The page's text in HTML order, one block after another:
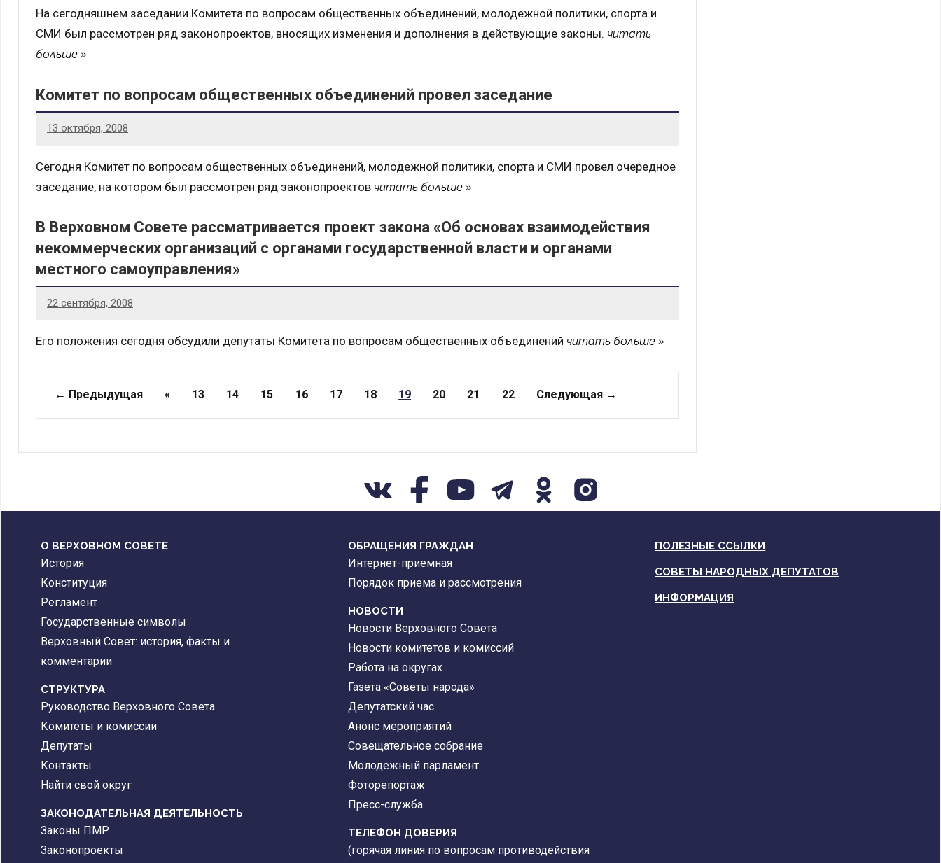
На сегодняшнем заседании Комитета по вопросам общественных объединений, молодежной политики, спорта и
СМИ был рассмотрен ряд законопроектов, вносящих изменения и дополнения в действующие законы. читать
больше
Комитет по вопросам общественных объединений провел заседание
13 октября, 2008
Сегодня Комитет по вопросам общественных объединений, молодежной политики, спорта и СМИ провел очередное
заседание, на котором был рассмотрен ряд законопроектов читать больше
В Верховном Совете рассматривается проект закона «Об основах взаимодействия
некоммерческих организаций с органами государственной власти и органами
местного самоуправления»
22 сентября, 2008
Его положения сегодня обсудили депутаты Комитета по вопросам общественных объединений читать больше
Страницы
← Предыдущая « 13 14 15 16 17 18 19 20 21 22 Следующая →
О ВЕРХОВНОМ СОВЕТЕ
История
Конституция
Регламент
Государственные символы
Верховный Совет: история, факты и
комментарии
CТРУКТУРА
Руководство Верховного Совета
Комитеты и комиссии
Депутаты
Контакты
Найти свой округ
ЗАКОНОДАТЕЛЬНАЯ ДЕЯТЕЛЬНОСТЬ
Законы ПМР
Законопроекты
ОБРАЩЕНИЯ ГРАЖДАН
Интернет-приемная
Порядок приема и рассмотрения
НОВОСТИ
Новости Верховного Совета
Новости комитетов и комиссий
Работа на округах
Газета «Советы народа»
Депутатский час
Анонс мероприятий
Совещательное собрание
Молодежный парламент
Фоторепортаж
Пресс-служба
ТЕЛЕФОН ДОВЕРИЯ
(горячая линия по вопросам противодействия
ПОЛЕЗНЫЕ ССЫЛКИ
СОВЕТЫ НАРОДНЫХ ДЕПУТАТОВ
ИНФОРМАЦИЯ